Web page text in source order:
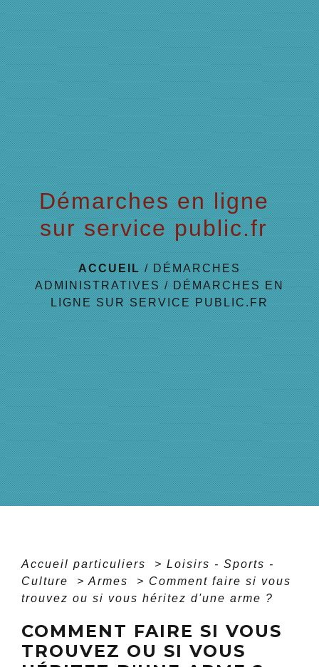
Démarches en ligne
sur service public.fr
ACCUEIL / DÉMARCHES
ADMINISTRATIVES / DÉMARCHES EN
LIGNE SUR SERVICE PUBLIC.FR
Accueil particuliers > Loisirs - Sports -
Culture
> Armes > Comment faire si vous
trouvez ou si vous héritez d'une arme ?
COMMENT FAIRE SI VOUS
TROUVEZ OU SI VOUS